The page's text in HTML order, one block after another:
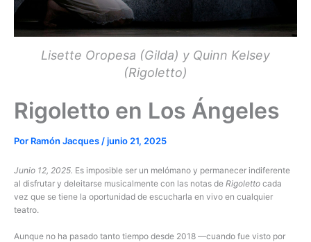
Lisette Oropesa (Gilda) y Quinn Kelsey
(Rigoletto)
Rigoletto en Los Ángeles
Por Ramón Jacques /junio 21, 2025
Junio 12, 2025. Es imposible ser un melómano y permanecer indiferente
al disfrutar y deleitarse musicalmente con las notas de Rigoletto cada
vez que se tiene la oportunidad de escucharla en vivo en cualquier
teatro.
Aunque no ha pasado tanto tiempo desde 2018 —cuando fue visto por